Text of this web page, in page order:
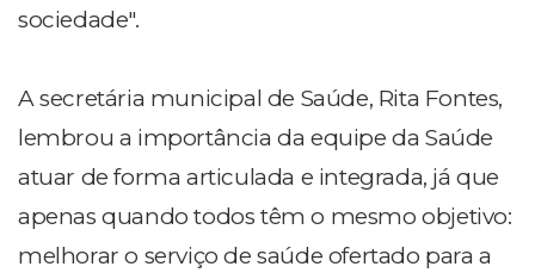
sociedade".
A secretária municipal de Saúde, Rita Fontes,
lembrou a importância da equipe da Saúde
atuar de forma articulada e integrada, já que
apenas quando todos têm o mesmo objetivo:
melhorar o serviço de saúde ofertado para a